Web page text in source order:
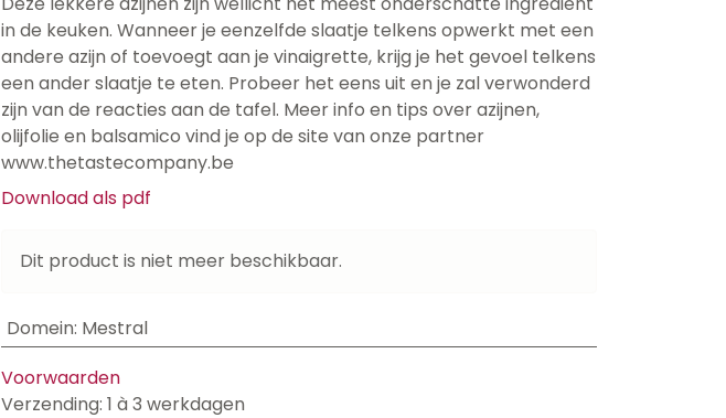
in de keuken. Wanneer je eenzelfde slaatje telkens opwerkt met een
andere azijn of toevoegt aan je vinaigrette, krijg je het gevoel telkens
een ander slaatje te eten. Probeer het eens uit en je zal verwonderd
zijn van de reacties aan de tafel. Meer info en tips over azijnen,
olijfolie en balsamico vind je op de site van onze partner
www.thetastecompany.be
Download als pdf
Dit product is niet meer beschikbaar.
Domein: Mestral
Voorwaarden
Verzending: 1 à 3 werkdagen